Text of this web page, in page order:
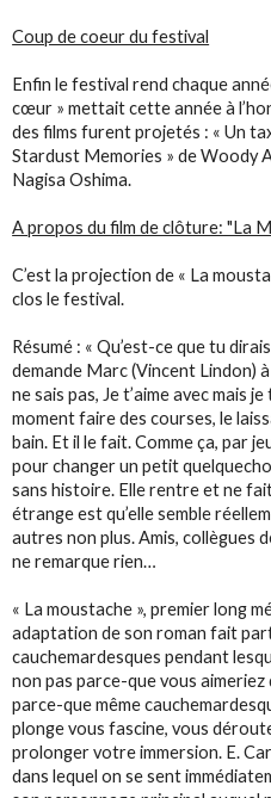
Coup de coeur du festival
Enfin le festival rend chaque
cœur » mettait cette année à
des films furent projetés : « Un
Stardust Memories » de Woody
Nagisa Oshima.
A propos du film de clôture: "La
C’est la projection de « La
clos le festival.
Résumé : « Qu’est-ce que tu
demande Marc (Vincent Lindon)
ne sais pas, Je t’aime avec mais
moment faire des courses, le
bain. Et il le fait. Comme ça, par
pour changer un petit
sans histoire. Elle rentre et ne
étrange est qu’elle semble
autres non plus. Amis, collègues
ne remarque rien…
« La moustache », premier long
adaptation de son roman fait
cauchemardesques pendant
non pas parce-que vous
parce-que même
plonge vous fascine, vous
prolonger votre immersion. E.
dans lequel on se sent